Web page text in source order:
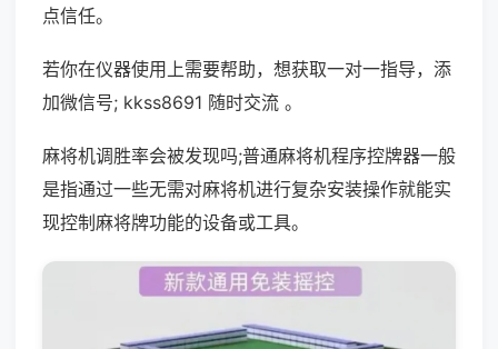
点信任。
若你在仪器使用上需要帮助，想获取一对一指导，添
加微信号; kkss8691 随时交流 。
麻将机调胜率会被发现吗;普通麻将机程序控牌器一般
是指通过一些无需对麻将机进行复杂安装操作就能实
现控制麻将牌功能的设备或工具。